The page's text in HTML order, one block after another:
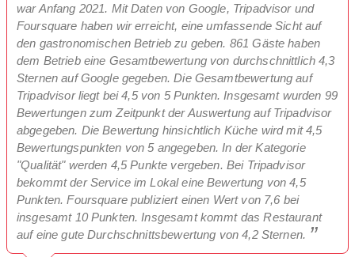
war Anfang 2021. Mit Daten von Google, Tripadvisor und
Foursquare haben wir erreicht, eine umfassende Sicht auf
den gastronomischen Betrieb zu geben. 861 Gäste haben
dem Betrieb eine Gesamtbewertung von durchschnittlich 4,3
Sternen auf Google gegeben. Die Gesamtbewertung auf
Tripadvisor liegt bei 4,5 von 5 Punkten. Insgesamt wurden 99
Bewertungen zum Zeitpunkt der Auswertung auf Tripadvisor
abgegeben. Die Bewertung hinsichtlich Küche wird mit 4,5
Bewertungspunkten von 5 angegeben. In der Kategorie
"Qualität" werden 4,5 Punkte vergeben. Bei Tripadvisor
bekommt der Service im Lokal eine Bewertung von 4,5
Punkten. Foursquare publiziert einen Wert von 7,6 bei
insgesamt 10 Punkten. Insgesamt kommt das Restaurant
auf eine gute Durchschnittsbewertung von 4,2 Sternen.